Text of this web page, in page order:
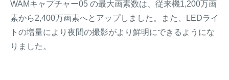
WAMキャプチャー05 の最大画素数は、従来機1,200万画
素から2,400万画素へとアップしました。また、LEDライ
トの増量により夜間の撮影がより鮮明にできるようにな
りました。